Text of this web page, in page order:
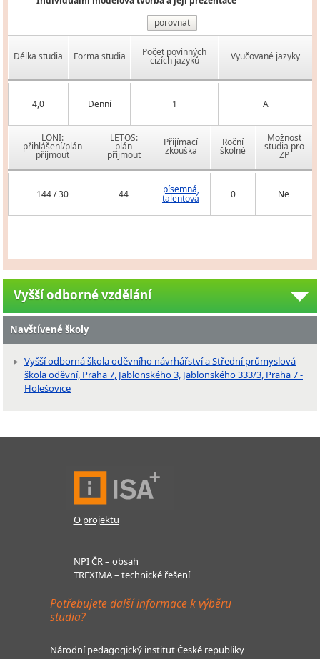
porovnat
Délka studia Forma studia Počet povinných
cizích jazyků Vyučované jazyky
4,0 Denní 1 A
LONI:
přihlášení/plán
přijmout
LETOS:
plán
přijmout
Přijímací
zkouška
Roční
školné
Možnost
studia pro
ZP
144 / 30 44 písemná,
talentová 0 Ne
Vyšší odborné vzdělání
Navštívené školy
Vyšší odborná škola oděvního návrhářství a Střední průmyslová
škola oděvní, Praha 7, Jablonského 3, Jablonského 333/3, Praha 7 -
Holešovice
O projektu
NPI ČR – obsah
TREXIMA – technické řešení
Potřebujete další informace k výběru
studia?
Národní pedagogický institut České republiky